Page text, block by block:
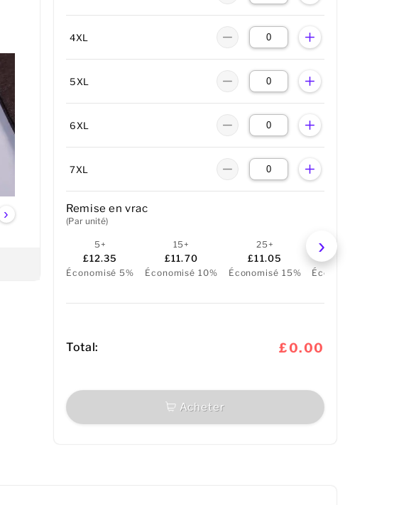
›
4XL
5XL
6XL
7XL
Remise en vrac
(Par unité)
5+
£12.35
Économisé 5%
15+
£11.70
Économisé 10%
25+
£11.05
Économisé 15%
£10.40
Économisé 20%
Total: £0.00
Acheter